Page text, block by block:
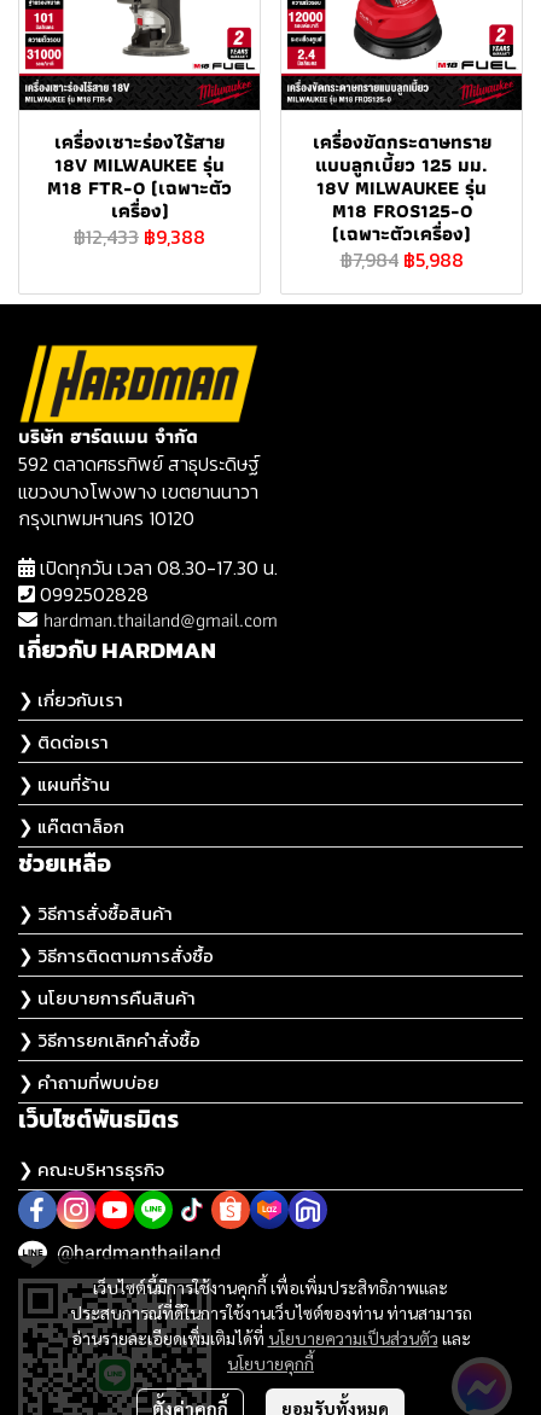
เครื่องเซาะร่องไร้สาย
18V MILWAUKEE รุ่น
M18 FTR-0 (เฉพาะตัว
เครื่อง)
฿12,433 ฿9,388
เครื่องขัดกระดาษทราย
แบบลูกเบี้ยว 125 มม.
18V MILWAUKEE รุ่น
M18 FROS125-0
(เฉพาะตัวเครื่อง)
฿7,984 ฿5,988
เว็บไซต์นี้มีการใช้งานคุกกี้ เพื่อเพิ่มประสิทธิภาพและ
ประสบการณ์ที่ดีในการใช้งานเว็บไซต์ของท่าน ท่านสามารถ
อ่านรายละเอียดเพิ่มเติมได้ที่ นโยบายความเป็นส่วนตัว และ
นโยบายคุกกี้
ตั้งค่าคุกกี้ ยอมรับทั้งหมด
บริษัท ฮาร์ดแมน จำกัด
592 ตลาดศธรทิพย์ สาธุประดิษฐ์
แขวงบางโพงพาง เขตยานนาวา
กรุงเทพมหานคร 10120
เปิดทุกวัน เวลา 08.30-17.30 น.
0992502828
hardman.thailand@gmail.com
เกี่ยวกับ HARDMAN
❯ เกี่ยวกับเรา
❯ ติดต่อเรา
❯ แผนที่ร้าน
❯ แค๊ตตาล็อก
ช่วยเหลือ
❯ วิธีการสั่งซื้อสินค้า
❯ วิธีการติดตามการสั่งซื้อ
❯ นโยบายการคืนสินค้า
❯ วิธีการยกเลิกคำสั่งซื้อ
❯ คำถามที่พบบ่อย
เว็บไซต์พันธมิตร
❯ คณะบริหารธุรกิจ
@hardmanthailand